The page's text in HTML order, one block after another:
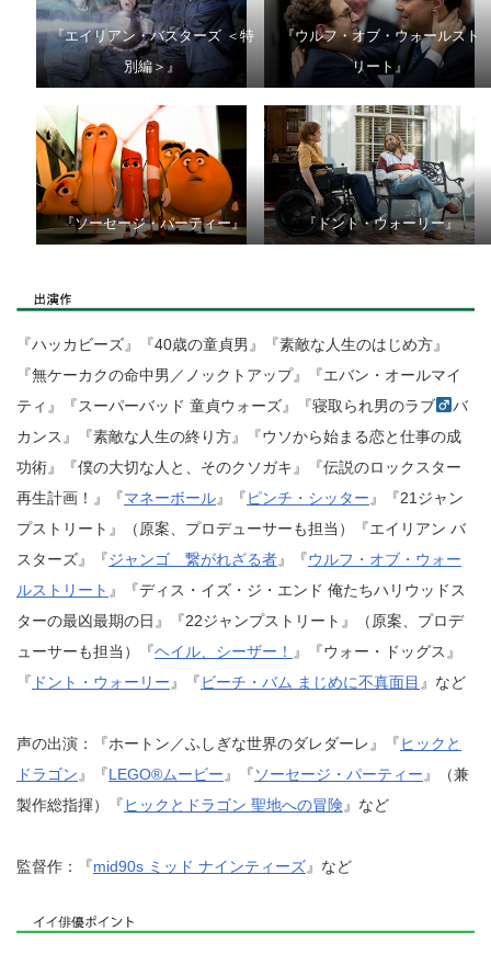
『エイリアン・バスターズ ＜特
別編＞』
『ウルフ・オブ・ウォールスト
リート』
『ソーセージ・パーティー』 『ドント・ウォーリー』
『ハッカビーズ』『40歳の童貞男』『素敵な人生のはじめ方』
『無ケーカクの命中男／ノックトアップ』『エバン・オールマイ
ティ』『スーパーバッド 童貞ウォーズ』『寝取られ男のラブ
バ
カンス』『素敵な人生の終り方』『ウソから始まる恋と仕事の成
功術』『僕の大切な人と、そのクソガキ』『伝説のロックスター
再生計画！』『マネーボール』『ピンチ・シッター 』『21ジャン
プストリート』（原案、プロデューサーも担当）『エイリアン バ
スターズ』『ジャンゴ 繋がれざる者』『ウルフ・オブ・ウォー
ルストリート 』『ディス・イズ・ジ・エンド 俺たちハリウッドス
ターの最凶最期の日』『22ジャンプストリート』（原案、プロデ
ューサーも担当）『ヘイル、シーザー！ 』『ウォー・ドッグス』
『 ドント・ウォーリー 』『ビーチ・バム まじめに不真面目 』など
声の出演：『ホートン／ふしぎな世界のダレダーレ』『ヒックと
ドラゴン 』『LEGO®ムービー 』『ソーセージ・パーティー 』（兼
製作総指揮）『ヒックとドラゴン 聖地への冒険』など
監督作：『mid90s ミッド ナインティーズ』など